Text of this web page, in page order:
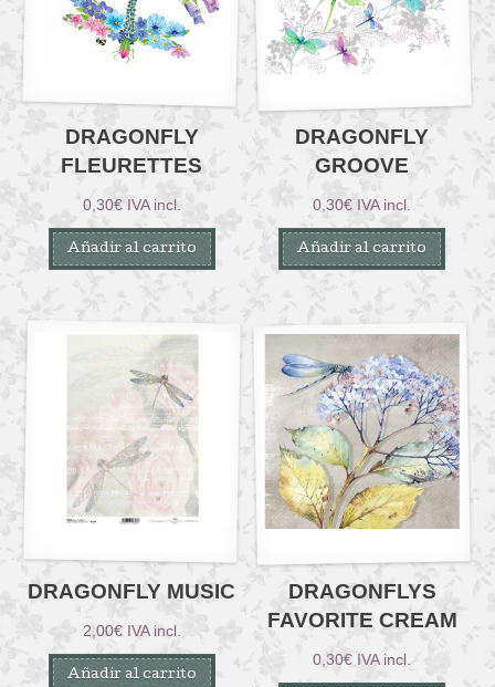
DRAGONFLY
FLEURETTES
0,30€ IVA incl.
Añadir al carrito
DRAGONFLY
GROOVE
0,30€ IVA incl.
Añadir al carrito
DRAGONFLY MUSIC
2,00€ IVA incl.
Añadir al carrito
DRAGONFLYS
FAVORITE CREAM
0,30€ IVA incl.